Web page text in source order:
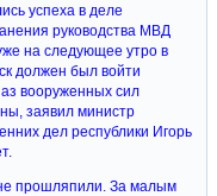
успеха в деле
руководства МВД
на следующее утро в
должен был войти
вооруженных сил
заявил министр
дел республики Игорь
прошляпили. За малым